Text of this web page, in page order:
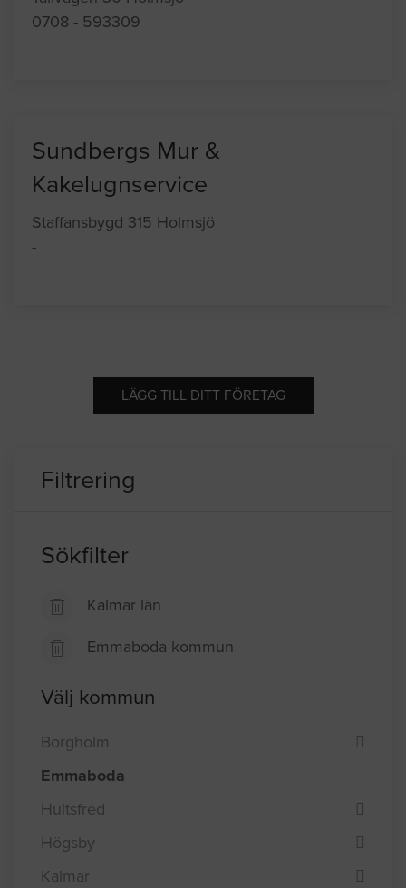
0708 - 593309
Sundbergs Mur &
Kakelugnservice
Staffansbygd 315 Holmsjö
-
LÄGG TILL DITT FÖRETAG
Filtrering
Sökfilter
Kalmar län
Emmaboda kommun
Välj kommun
Borgholm
Emmaboda
Hultsfred
Högsby
Kalmar